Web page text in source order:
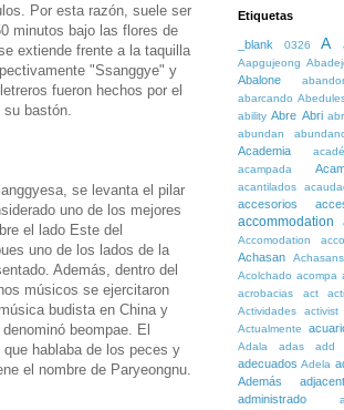
Por esta razón, suele ser
minutos bajo las flores de
extiende frente a la taquilla
"Ssanggye" y
fueron hechos por el
bastón.
se levanta el pilar
uno de los mejores
el lado Este del
uno de los lados de la
Además, dentro del
músicos se ejercitaron
budista en China y
beompae. El
hablaba de los peces y
el nombre de Paryeongnu.
Etiquetas
_blank 0326 A
Aapgujeong
Abalone
abarcando
ability Abre Abri
abundan
Academia
acampada
acantilados
accesorios
accommodation
Accomodation
Achasan
Acolchado acompa
acrobacias
act
Actividades activist
Actualmente
Adala adas add
adecuados Adela
Además adjacent
administrado